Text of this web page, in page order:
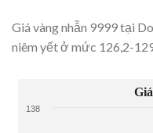
Giá vàng nhẫn 9999 tại
niêm yết ở mức 126,2-